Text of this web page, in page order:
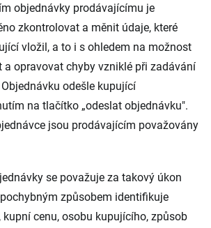
objednávky prodávajícímu je
zkontrolovat a měnit údaje, které
vložil, a to i s ohledem na možnost
opravovat chyby vzniklé při zadávání
odešle kupující
na tlačítko „odeslat objednávku".
jsou prodávajícím považovány
se považuje za takový úkon
způsobem identifikuje
cenu, osobu kupujícího, způsob